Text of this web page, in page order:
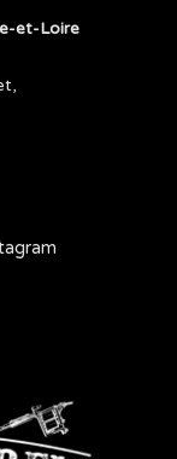
et-Loire